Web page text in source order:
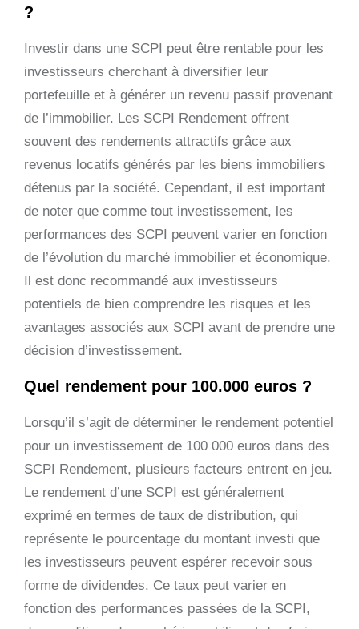
?
Investir dans une SCPI peut être rentable pour les
investisseurs cherchant à diversifier leur
portefeuille et à générer un revenu passif provenant
de l’immobilier. Les SCPI Rendement offrent
souvent des rendements attractifs grâce aux
revenus locatifs générés par les biens immobiliers
détenus par la société. Cependant, il est important
de noter que comme tout investissement, les
performances des SCPI peuvent varier en fonction
de l’évolution du marché immobilier et économique.
Il est donc recommandé aux investisseurs
potentiels de bien comprendre les risques et les
avantages associés aux SCPI avant de prendre une
décision d’investissement.
Quel rendement pour 100.000 euros ?
Lorsqu’il s’agit de déterminer le rendement potentiel
pour un investissement de 100 000 euros dans des
SCPI Rendement, plusieurs facteurs entrent en jeu.
Le rendement d’une SCPI est généralement
exprimé en termes de taux de distribution, qui
représente le pourcentage du montant investi que
les investisseurs peuvent espérer recevoir sous
forme de dividendes. Ce taux peut varier en
fonction des performances passées de la SCPI,